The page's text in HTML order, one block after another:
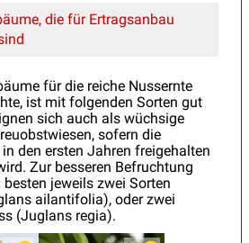
die für Ertragsanbau
für die reiche Nussernte
ist mit folgenden Sorten gut
sich auch als wüchsige
sofern die
den ersten Jahren freigehalten
Zur besseren Befruchtung
jeweils zwei Sorten
ailantifolia), oder zwei
(Juglans regia).